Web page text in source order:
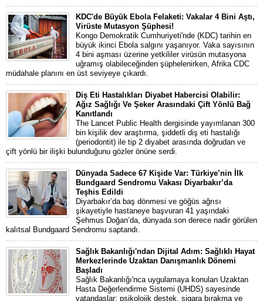
KDC'de Büyük Ebola Felaketi: Vakalar 4 Bini Aştı,
Virüste Mutasyon Şüphesi!
Kongo Demokratik Cumhuriyeti'nde (KDC) tarihin en
büyük ikinci Ebola salgını yaşanıyor. Vaka sayısının
4 bini aşması üzerine yetkililer virüsün mutasyona
uğramış olabileceğinden şüphelenirken, Afrika CDC
müdahale planını en üst seviyeye çıkardı.
Diş Eti Hastalıkları Diyabet Habercisi Olabilir:
Ağız Sağlığı Ve Şeker Arasındaki Çift Yönlü Bağ
Kanıtlandı
The Lancet Public Health dergisinde yayımlanan 300
bin kişilik dev araştırma, şiddetli diş eti hastalığı
(periodontit) ile tip 2 diyabet arasında doğrudan ve
çift yönlü bir ilişki bulunduğunu gözler önüne serdi.
Dünyada Sadece 67 Kişide Var: Türkiye’nin İlk
Bundgaard Sendromu Vakası Diyarbakır’da
Teşhis Edildi
Diyarbakır’da baş dönmesi ve göğüs ağrısı
şikayetiyle hastaneye başvuran 41 yaşındaki
Şehmus Doğan’da, dünyada son derece nadir görülen
kalıtsal Bundgaard Sendromu saptandı.
Sağlık Bakanlığı'ndan Dijital Adım: Sağlıklı Hayat
Merkezlerinde Uzaktan Danışmanlık Dönemi
Başladı
Sağlık Bakanlığı'nca uygulamaya konulan Uzaktan
Hasta Değerlendirme Sistemi (UHDS) sayesinde
vatandaşlar; psikolojik destek, sigara bırakma ve